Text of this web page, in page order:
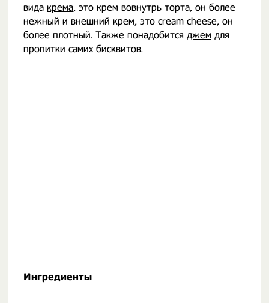
вида крема, это крем вовнутрь торта, он более
нежный и внешний крем, это cream cheese, он
более плотный. Также понадобится джем для
пропитки самих бисквитов.
Ингредиенты